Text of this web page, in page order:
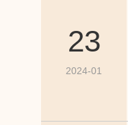
23
2024-01